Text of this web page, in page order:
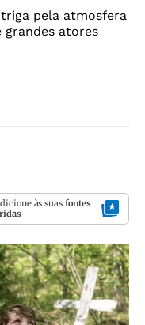
pela atmosfera
atores
às suas fontes